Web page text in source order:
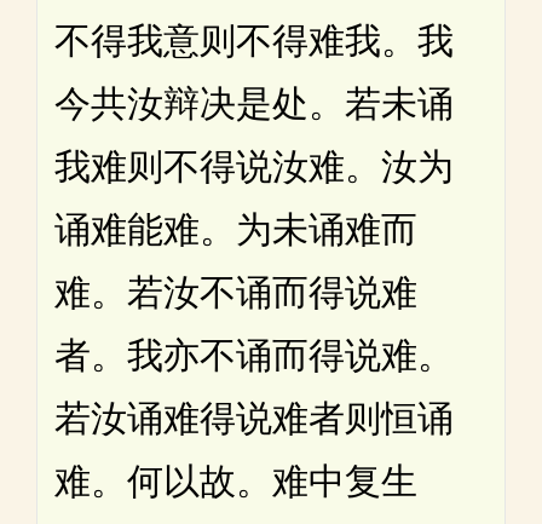
不得我意则不得难我。我
今共汝辩决是处。若未诵
我难则不得说汝难。汝为
诵难能难。为未诵难而
难。若汝不诵而得说难
者。我亦不诵而得说难。
若汝诵难得说难者则恒诵
难。何以故。难中复生